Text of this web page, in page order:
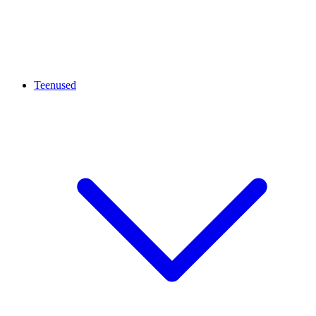
Teenused